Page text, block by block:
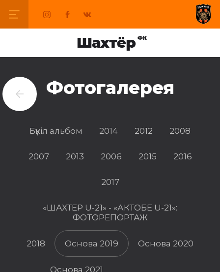
Фотогалерея
Бүкіл альбом 2014 2012 2008
2007 2013 2006 2015 2016
2017
«ШАХТЕР U-21» - «АКТОБЕ U-21»:
ФОТОРЕПОРТАЖ
2018 Основа 2019 Основа 2020
Основа 2021